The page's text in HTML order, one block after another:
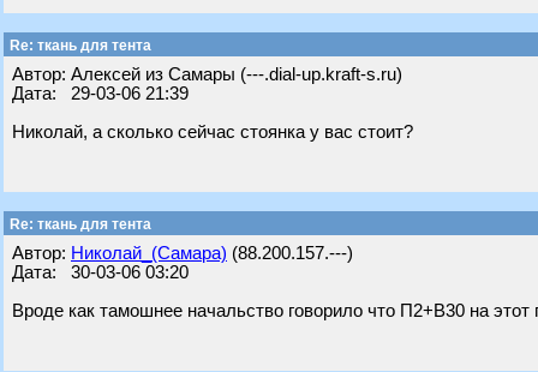
Re: ткань для тента
Автор: Алексей из Самары (---.dial-up.kraft-s.ru)
Дата: 29-03-06 21:39
Николай, а сколько сейчас стоянка у вас стоит?
Re: ткань для тента
Автор: Николай_(Самара) (88.200.157.---)
Дата: 30-03-06 03:20
Вроде как тамошнее начальство говорило что П2+В30 на этот